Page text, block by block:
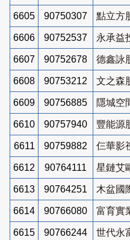
6605 90750307 點立方
6606 90752537 永承益
6607 90752678 德鑫詠
6608 90753212 文之森
6609 90756885 隱城空
6610 90757940 豐能源
6611 90759882 仨華影
6612 90764111 星鏈艾
6613 90764251 木盆國
6614 90766080 富育實
6615 90766244 世代永